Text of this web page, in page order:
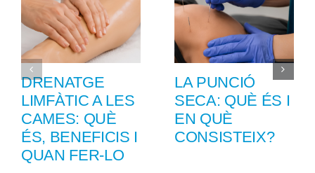
DRENATGE
LIMFÀTIC A LES
CAMES: QUÈ
ÉS, BENEFICIS I
QUAN FER-LO
LA PUNCIÓ
SECA: QUÈ ÉS I
EN QUÈ
CONSISTEIX?